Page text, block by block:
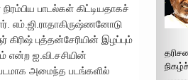
பாடல்கள் கிட்டியதாகச்
எம்.ஜி.ராதாகிருஷ்ணனோடு
புத்தன்சேரியின் இழப்பும்
என்ற ஐ.வி.சசியின்
அமைந்த படங்களில்